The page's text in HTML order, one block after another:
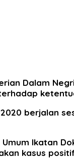
Dalam
berjalan
Ikatan
kasus